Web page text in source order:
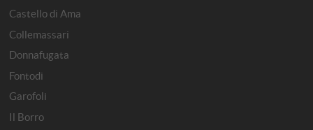
Castello di Ama
Collemassari
Donnafugata
Fontodi
Garofoli
Il Borro